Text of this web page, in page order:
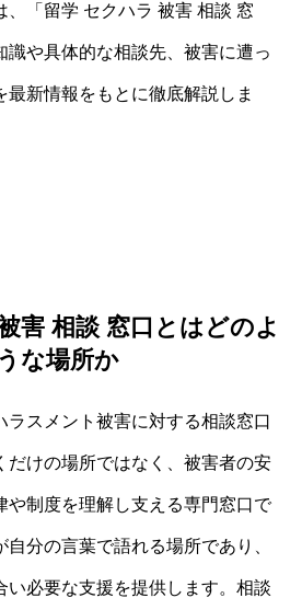
、「留学 セクハラ 被害 相談 窓
識や具体的な相談先、被害に遭っ
最新情報をもとに徹底解説しま
害 相談 窓口とはどのよ
うな場所か
ラスメント被害に対する相談窓口
だけの場所ではなく、被害者の安
や制度を理解し支える専門窓口で
分の言葉で語れる場所であり、
い必要な支援を提供します。相談